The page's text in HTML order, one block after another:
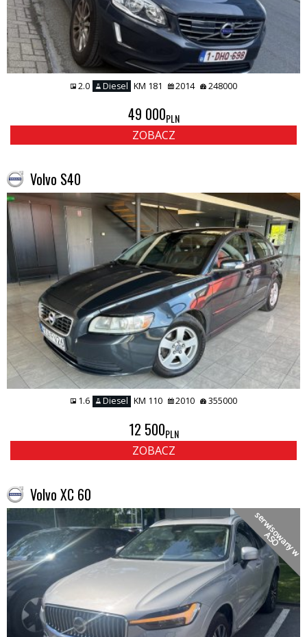
2.0 Diesel KM 181 2014 248000
49 000PLN
ZOBACZ
Volvo S40
1.6 Diesel KM 110 2010 355000
12 500PLN
ZOBACZ
Volvo XC 60
s
e
r
w
i
s
o
w
a
n
y
w
A
S
O